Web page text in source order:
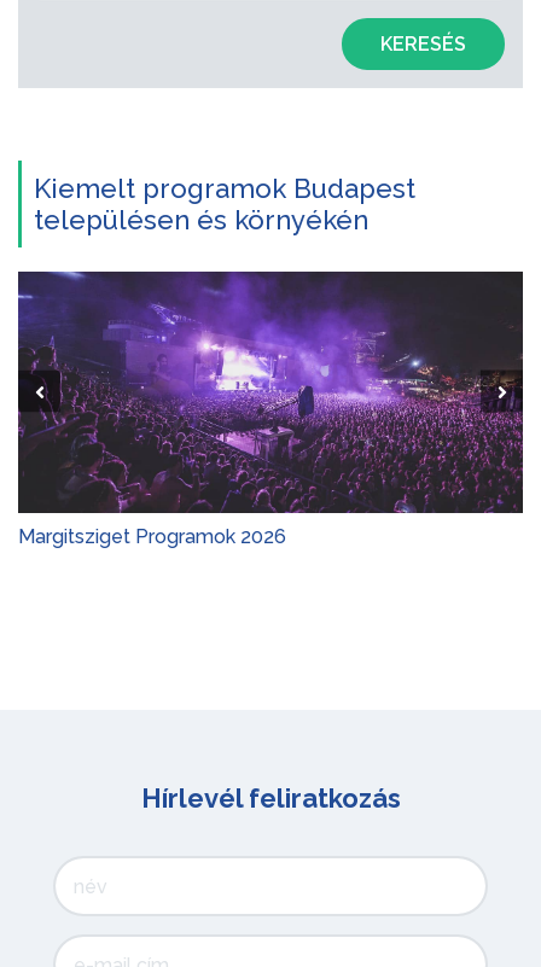
KERESÉS
Kiemelt programok Budapest
településen és környékén
Margitsziget Programok 2026
Hírlevél feliratkozás